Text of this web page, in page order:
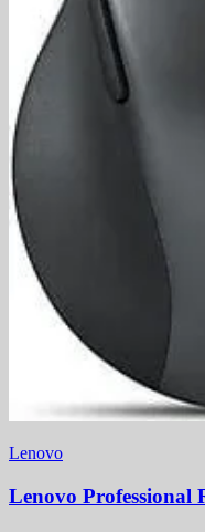
Lenovo
Lenovo Professional